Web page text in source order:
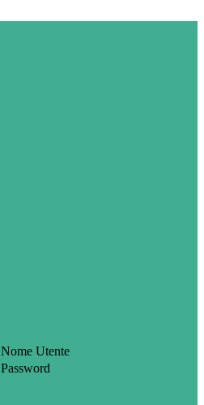
Nome Utente
Password